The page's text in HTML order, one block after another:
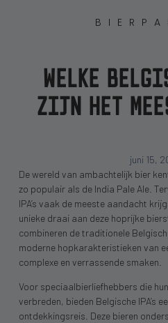
WELKE
ZIJN HET
juni 15,
De wereld van ambachtelijk bier
zo populair als de India Pale Ale.
IPA’s vaak de meeste aandacht
unieke draai aan deze hoprijke
combineren de traditionele
moderne hopkarakteristieken van
complexe en verrassende smaken.
Voor speciaalbierliefhebbers die
verbreden, bieden Belgische IPA’s
ontdekkingsreis. Deze bieren